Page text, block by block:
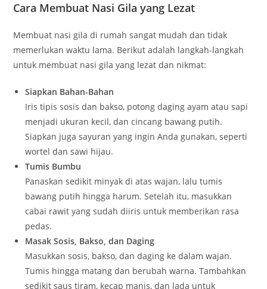
Cara Membuat Nasi Gila yang Lezat
Membuat nasi gila di rumah sangat mudah dan tidak
memerlukan waktu lama. Berikut adalah langkah-langkah
untuk membuat nasi gila yang lezat dan nikmat:
Siapkan Bahan-Bahan
Iris tipis sosis dan bakso, potong daging ayam atau sapi
menjadi ukuran kecil, dan cincang bawang putih.
Siapkan juga sayuran yang ingin Anda gunakan, seperti
wortel dan sawi hijau.
Tumis Bumbu
Panaskan sedikit minyak di atas wajan, lalu tumis
bawang putih hingga harum. Setelah itu, masukkan
cabai rawit yang sudah diiris untuk memberikan rasa
pedas.
Masak Sosis, Bakso, dan Daging
Masukkan sosis, bakso, dan daging ke dalam wajan.
Tumis hingga matang dan berubah warna. Tambahkan
sedikit saus tiram, kecap manis, dan lada untuk